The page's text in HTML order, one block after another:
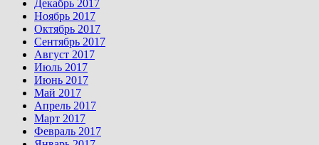
Декабрь 2017
Ноябрь 2017
Октябрь 2017
Сентябрь 2017
Август 2017
Июль 2017
Июнь 2017
Май 2017
Апрель 2017
Март 2017
Февраль 2017